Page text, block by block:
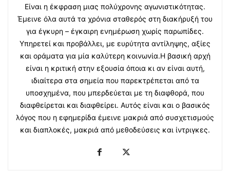
Είναι η έκφραση μιας πολύχρονης αγωνιστικότητας.
Έμεινε όλα αυτά τα χρόνια σταθερός στη διακήρυξή του
για έγκυρη – έγκαιρη ενημέρωση χωρίς παρωπίδες.
Υπηρετεί και προβάλλει, με ευρύτητα αντίληψης, αξίες
και οράματα για μία καλύτερη κοινωνία.Η βασική αρχή
είναι η κριτική στην εξουσία όποια κι αν είναι αυτή,
ιδιαίτερα στα σημεία που παρεκτρέπεται από τα
υποσχημένα, που μπερδεύεται με τη διαφθορά, που
διαφθείρεται και διαφθείρει. Αυτός είναι και ο βασικός
λόγος που η εφημερίδα έμεινε μακριά από συσχετισμούς
και διαπλοκές, μακριά από μεθοδεύσεις και ίντριγκες.